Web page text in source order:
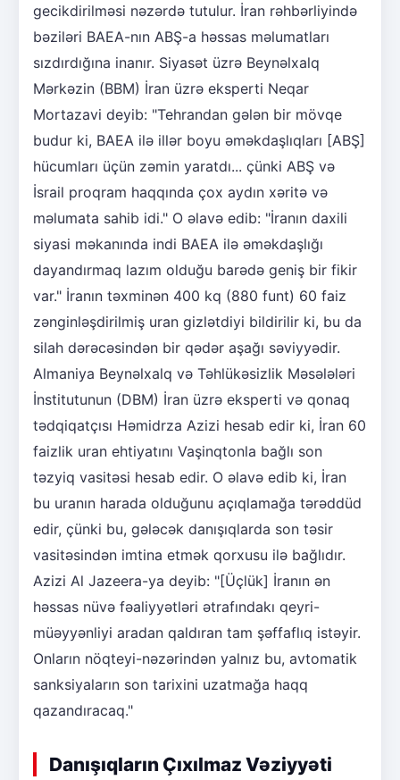
gecikdirilməsi nəzərdə tutulur. İran rəhbərliyində
bəziləri BAEA-nın ABŞ-a həssas məlumatları
sızdırdığına inanır. Siyasət üzrə Beynəlxalq
Mərkəzin (BBM) İran üzrə eksperti Neqar
Mortazavi deyib: "Tehrandan gələn bir mövqe
budur ki, BAEA ilə illər boyu əməkdaşlıqları [ABŞ]
hücumları üçün zəmin yaratdı... çünki ABŞ və
İsrail proqram haqqında çox aydın xəritə və
məlumata sahib idi." O əlavə edib: "İranın daxili
siyasi məkanında indi BAEA ilə əməkdaşlığı
dayandırmaq lazım olduğu barədə geniş bir fikir
var." İranın təxminən 400 kq (880 funt) 60 faiz
zənginləşdirilmiş uran gizlətdiyi bildirilir ki, bu da
silah dərəcəsindən bir qədər aşağı səviyyədir.
Almaniya Beynəlxalq və Təhlükəsizlik Məsələləri
İnstitutunun (DBM) İran üzrə eksperti və qonaq
tədqiqatçısı Həmidrza Azizi hesab edir ki, İran 60
faizlik uran ehtiyatını Vaşinqtonla bağlı son
təzyiq vasitəsi hesab edir. O əlavə edib ki, İran
bu uranın harada olduğunu açıqlamağa tərəddüd
edir, çünki bu, gələcək danışıqlarda son təsir
vasitəsindən imtina etmək qorxusu ilə bağlıdır.
Azizi Al Jazeera-ya deyib: "[Üçlük] İranın ən
həssas nüvə fəaliyyətləri ətrafındakı qeyri-
müəyyənliyi aradan qaldıran tam şəffaflıq istəyir.
Onların nöqteyi-nəzərindən yalnız bu, avtomatik
sanksiyaların son tarixini uzatmağa haqq
qazandıracaq."
Danışıqların Çıxılmaz Vəziyyəti